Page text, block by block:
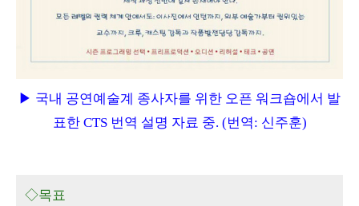
▶ 국내 공연예술계 종사자를 위한 오픈 워크숍에서 발
표한 CTS 번역 설명 자료 중. (번역: 신주훈)
◇목표